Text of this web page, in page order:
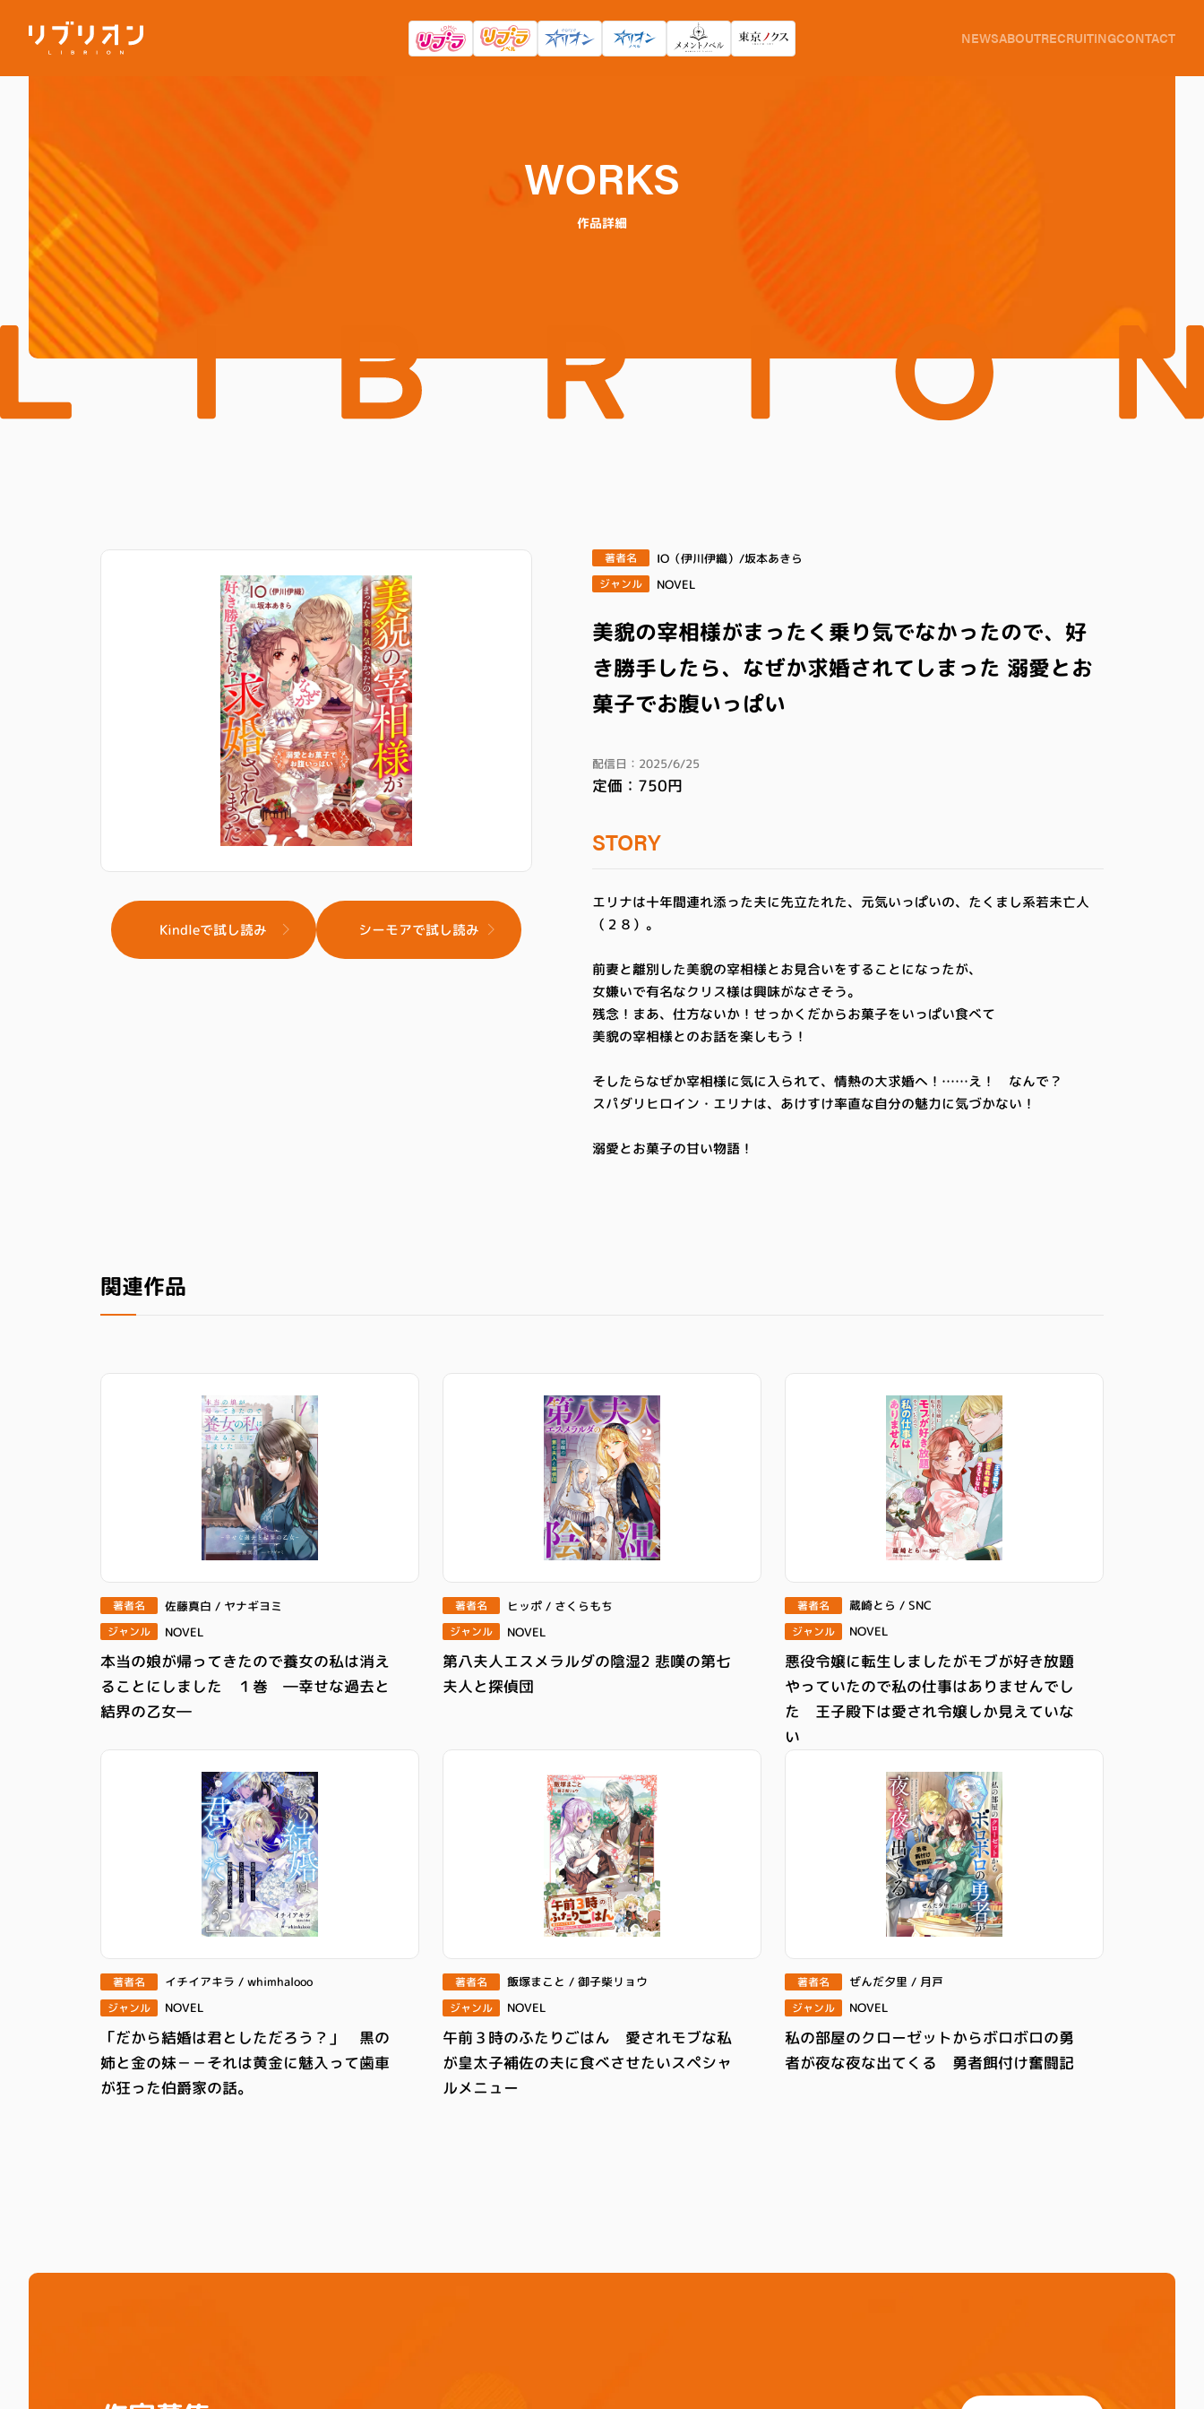
NEWSABOUTRECRUITINGCONTACT
WORKS
作品詳細
Kindleで試し読み シーモアで試し読み
著者名 IO（伊川伊織）/坂本あきら
ジャンル NOVEL
美貌の宰相様がまったく乗り気でなかったので、好
き勝手したら、なぜか求婚されてしまった 溺愛とお
菓子でお腹いっぱい
配信日：2025/6/25
定価：750円
STORY
エリナは十年間連れ添った夫に先立たれた、元気いっぱいの、たくまし系若未亡人
（２８）。
前妻と離別した美貌の宰相様とお見合いをすることになったが、
女嫌いで有名なクリス様は興味がなさそう。
残念！まあ、仕方ないか！せっかくだからお菓子をいっぱい食べて
美貌の宰相様とのお話を楽しもう！
そしたらなぜか宰相様に気に入られて、情熱の大求婚へ！……え！ なんで？
スパダリヒロイン・エリナは、あけすけ率直な自分の魅力に気づかない！
溺愛とお菓子の甘い物語！
関連作品
著者名 佐藤真白 / ヤナギヨミ
ジャンル NOVEL
本当の娘が帰ってきたので養女の私は消え
ることにしました １巻 ―幸せな過去と
結界の乙女―
著者名 ヒッポ / さくらもち
ジャンル NOVEL
第八夫人エスメラルダの陰湿2 悲嘆の第七
夫人と探偵団
著者名 蔵崎とら / SNC
ジャンル NOVEL
悪役令嬢に転生しましたがモブが好き放題
やっていたので私の仕事はありませんでし
た 王子殿下は愛され令嬢しか見えていな
い
著者名 イチイアキラ / whimhalooo
ジャンル NOVEL
「だから結婚は君としただろう？」 黒の
姉と金の妹－－それは黄金に魅入って歯車
が狂った伯爵家の話。
著者名 飯塚まこと / 御子柴リョウ
ジャンル NOVEL
午前３時のふたりごはん 愛されモブな私
が皇太子補佐の夫に食べさせたいスペシャ
ルメニュー
著者名 ぜんだ夕里 / 月戸
ジャンル NOVEL
私の部屋のクローゼットからボロボロの勇
者が夜な夜な出てくる 勇者餌付け奮闘記